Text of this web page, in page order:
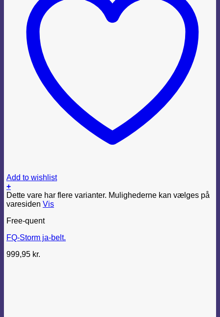
Add to wishlist
+
Dette vare har flere varianter. Mulighederne kan vælges på
varesiden Vis
Free-quent
FQ-Storm ja-belt.
999,95 kr.